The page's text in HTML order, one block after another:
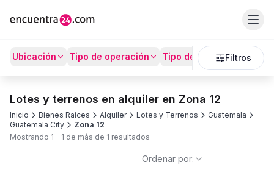
Ubicación Tipo de operación Tipo de Propiedad
Filtros
Lotes y terrenos en alquiler en Zona 12
Inicio Bienes Raíces Alquiler Lotes y Terrenos
Guatemala
Guatemala City
Zona 12
Mostrando 1 - 1 de más de 1 resultados
Ordenar por: